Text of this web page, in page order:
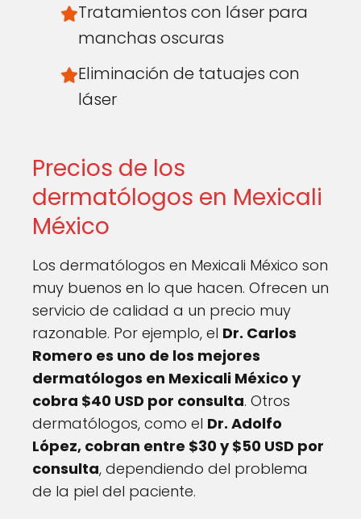
Tratamientos con láser para
manchas oscuras
Eliminación de tatuajes con
láser
Precios de los
dermatólogos en Mexicali
México
Los dermatólogos en Mexicali México son
muy buenos en lo que hacen. Ofrecen un
servicio de calidad a un precio muy
razonable. Por ejemplo, el Dr. Carlos
Romero es uno de los mejores
dermatólogos en Mexicali México y
cobra $40 USD por consulta. Otros
dermatólogos, como el Dr. Adolfo
López, cobran entre $30 y $50 USD por
consulta, dependiendo del problema
de la piel del paciente.